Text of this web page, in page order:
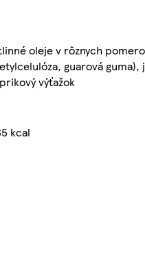
oleje v rôznych
guarová
výťažok
kcal